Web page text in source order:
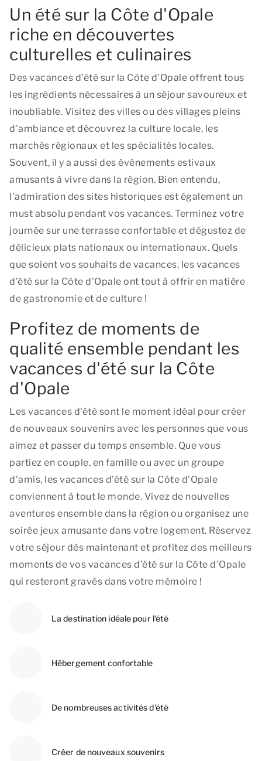
Un été sur la Côte d'Opale
riche en découvertes
culturelles et culinaires
Des vacances d'été sur la Côte d'Opale offrent tous
les ingrédients nécessaires à un séjour savoureux et
inoubliable. Visitez des villes ou des villages pleins
d'ambiance et découvrez la culture locale, les
marchés régionaux et les spécialités locales.
Souvent, il y a aussi des événements estivaux
amusants à vivre dans la région. Bien entendu,
l'admiration des sites historiques est également un
must absolu pendant vos vacances. Terminez votre
journée sur une terrasse confortable et dégustez de
délicieux plats nationaux ou internationaux. Quels
que soient vos souhaits de vacances, les vacances
d'été sur la Côte d'Opale ont tout à offrir en matière
de gastronomie et de culture !
Profitez de moments de
qualité ensemble pendant les
vacances d'été sur la Côte
d'Opale
Les vacances d'été sont le moment idéal pour créer
de nouveaux souvenirs avec les personnes que vous
aimez et passer du temps ensemble. Que vous
partiez en couple, en famille ou avec un groupe
d'amis, les vacances d'été sur la Côte d'Opale
conviennent à tout le monde. Vivez de nouvelles
aventures ensemble dans la région ou organisez une
soirée jeux amusante dans votre logement. Réservez
votre séjour dès maintenant et profitez des meilleurs
moments de vos vacances d'été sur la Côte d'Opale
qui resteront gravés dans votre mémoire !
La destination idéale pour l'été
Hébergement confortable
De nombreuses activités d'été
Créer de nouveaux souvenirs